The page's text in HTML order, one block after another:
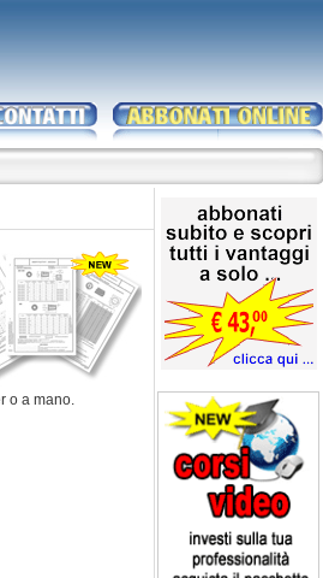
o a mano.